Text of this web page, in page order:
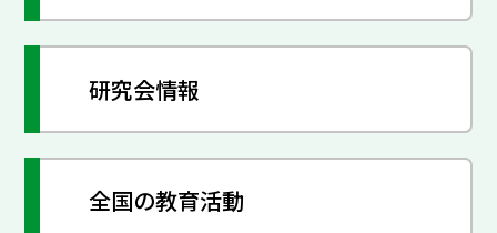
研究会情報
全国の教育活動